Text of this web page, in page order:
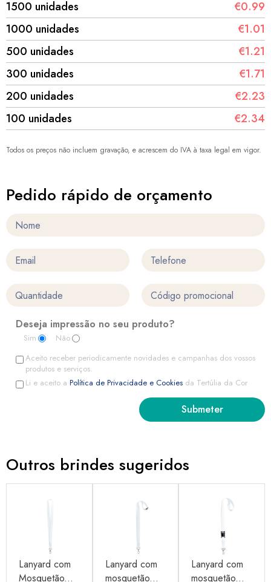
1500 unidades
€0.99
1000 unidades
€1.01
500 unidades
€1.21
300 unidades
€1.71
200 unidades
€2.23
100 unidades
€2.34
Todos os preços não incluem gravação, e acrescem do IVA à taxa legal em vigor.
Pedido rápido de orçamento
Deseja impressão no seu produto?
Sim
Não
Aceito receber periodicamente novidades e campanhas dos vossos
produtos e serviços.
Li e aceito a Política de Privacidade e Cookies da Tertúlia da Cor
Outros brindes sugeridos
Lanyard com
Mosquetão...
Lanyard com
mosquetão...
Lanyard com
mosquetão...